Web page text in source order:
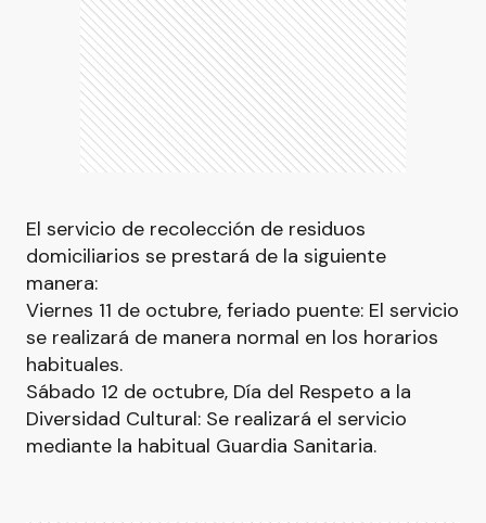
El servicio de recolección de residuos
domiciliarios se prestará de la siguiente
manera:
Viernes 11 de octubre, feriado puente: El servicio
se realizará de manera normal en los horarios
habituales.
Sábado 12 de octubre, Día del Respeto a la
Diversidad Cultural: Se realizará el servicio
mediante la habitual Guardia Sanitaria.